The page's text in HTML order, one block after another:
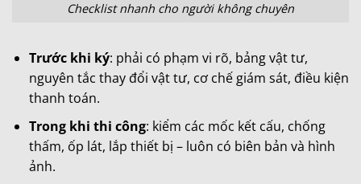
Checklist nhanh cho người không chuyên
Trước khi ký: phải có phạm vi rõ, bảng vật tư,
nguyên tắc thay đổi vật tư, cơ chế giám sát, điều kiện
thanh toán.
Trong khi thi công: kiểm các mốc kết cấu, chống
thấm, ốp lát, lắp thiết bị – luôn có biên bản và hình
ảnh.